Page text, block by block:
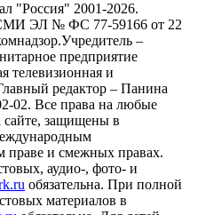
"Россия" 2001-2026.
СМИ ЭЛ № ФС 77-59166 от 22
–
предприятие
телевизионная и
редактор – Панина
02. Все права на любые
сайте, защищены в
праве и смежных правах.
аудио-, фото- и
обязательна. При полной
материалов в